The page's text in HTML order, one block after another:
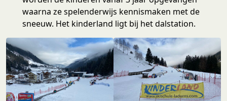
waarna ze spelenderwijs kennismaken met de
sneeuw. Het kinderland ligt bij het dalstation.